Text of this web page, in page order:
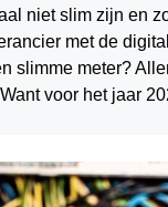
niet slim zijn en
met de
slimme meter?
voor het jaar